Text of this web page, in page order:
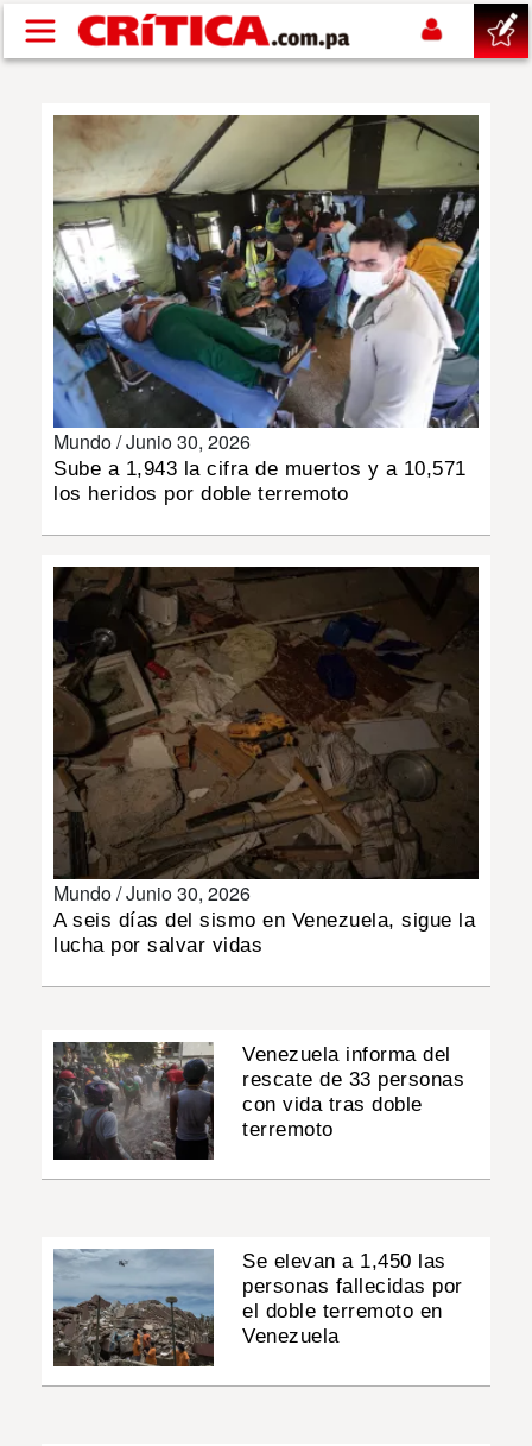
Pasar al contenido principal
SUCESOS
NACIONAL
POLÍTICA
DEPORTES
INSÓLITAS
MULTIMEDIA
IMPRESO
Mundo /Junio 30, 2026
Sube a 1,943 la cifra de muertos y a 10,571
los heridos por doble terremoto
Mundo /Junio 30, 2026
A seis días del sismo en Venezuela, sigue la
lucha por salvar vidas
Venezuela informa del
rescate de 33 personas
con vida tras doble
terremoto
Se elevan a 1,450 las
personas fallecidas por
el doble terremoto en
Venezuela